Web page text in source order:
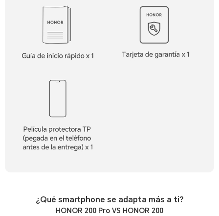
¿Qué smartphone se adapta más a ti?
HONOR 200 Pro VS HONOR 200